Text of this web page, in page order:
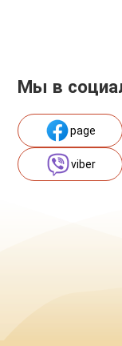
Мы в
page
viber